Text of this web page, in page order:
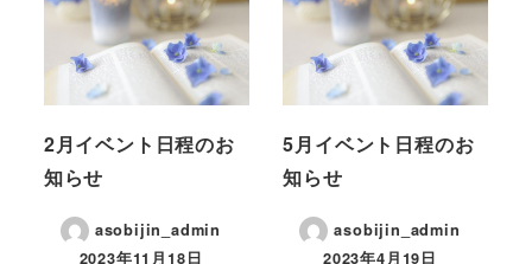
2月イベント日程のお
知らせ
asobijin_admin
2023年11月18日
5月イベント日程のお
知らせ
asobijin_admin
2023年4月19日